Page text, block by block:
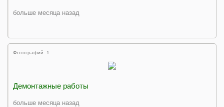
больше месяца назад
Фотографий: 1
Демонтажные работы
больше месяца назад